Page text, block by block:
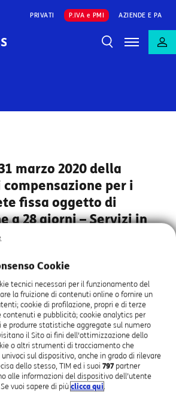
PRIVATI P.IVA e PMI AZIENDE E PA
marzo 2020 della
per i
fissa oggetto di
a 28 giorni – Servizi in
gratuita.
la più ampia possibilità di scelta ai
con linee attive da prima del 31
che sono state oggetto di
giorni, TIM ha prorogato fino al 31
di aderire ad una soluzione
al rimborso dei giorni erosi
AGCom n. 269/18/CONS.
2020, sarà possibile attivare in
di uno dei seguenti servizi.
Cookie
tecnici necessari per il funzionamento del
la fruizione di contenuti online o fornire un
cookie di profilazione, propri e di terze
contenuti e pubblicità; cookie analytics per
e produrre statistiche aggregate sul numero
il Sito ai fini dell'ottimizzazione dello
o altri strumenti di tracciamento che
sul dispositivo, anche in grado di rilevare
dello stesso, TIM ed i suoi 797partner
alle informazioni del dispositivo dell’utente
vuoi sapere di più clicca qui.